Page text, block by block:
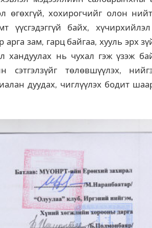
өгөхгүй, хохирогчийг олон
үүсгэдэггүй байх,
зам, гарц байгаа, хууль эрх
хандуулах нь чухал гэж үзэж
сэтгэлзүйг төлөвшүүлэх,
дуудах, чиглүүлэх бодит